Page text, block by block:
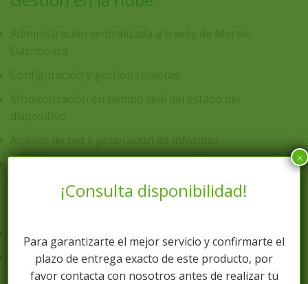
Análisis de red y generación de informes.
Alimentación y despliegue
Ideal para entornos que no necesitan alimentar
dispositivos desde el switch.
¡Consulta disponibilidad!
Para garantizarte el mejor servicio y confirmarte el
plazo de entrega exacto de este producto, por
favor contacta con nosotros antes de realizar tu
×